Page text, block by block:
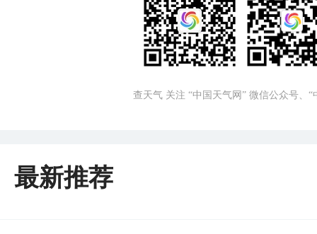
查天气 关注 “中国天气网” 微信公众号、
最新推荐